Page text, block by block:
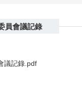
員會議記錄
議記錄.pdf